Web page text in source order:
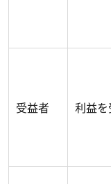
受益者 利益